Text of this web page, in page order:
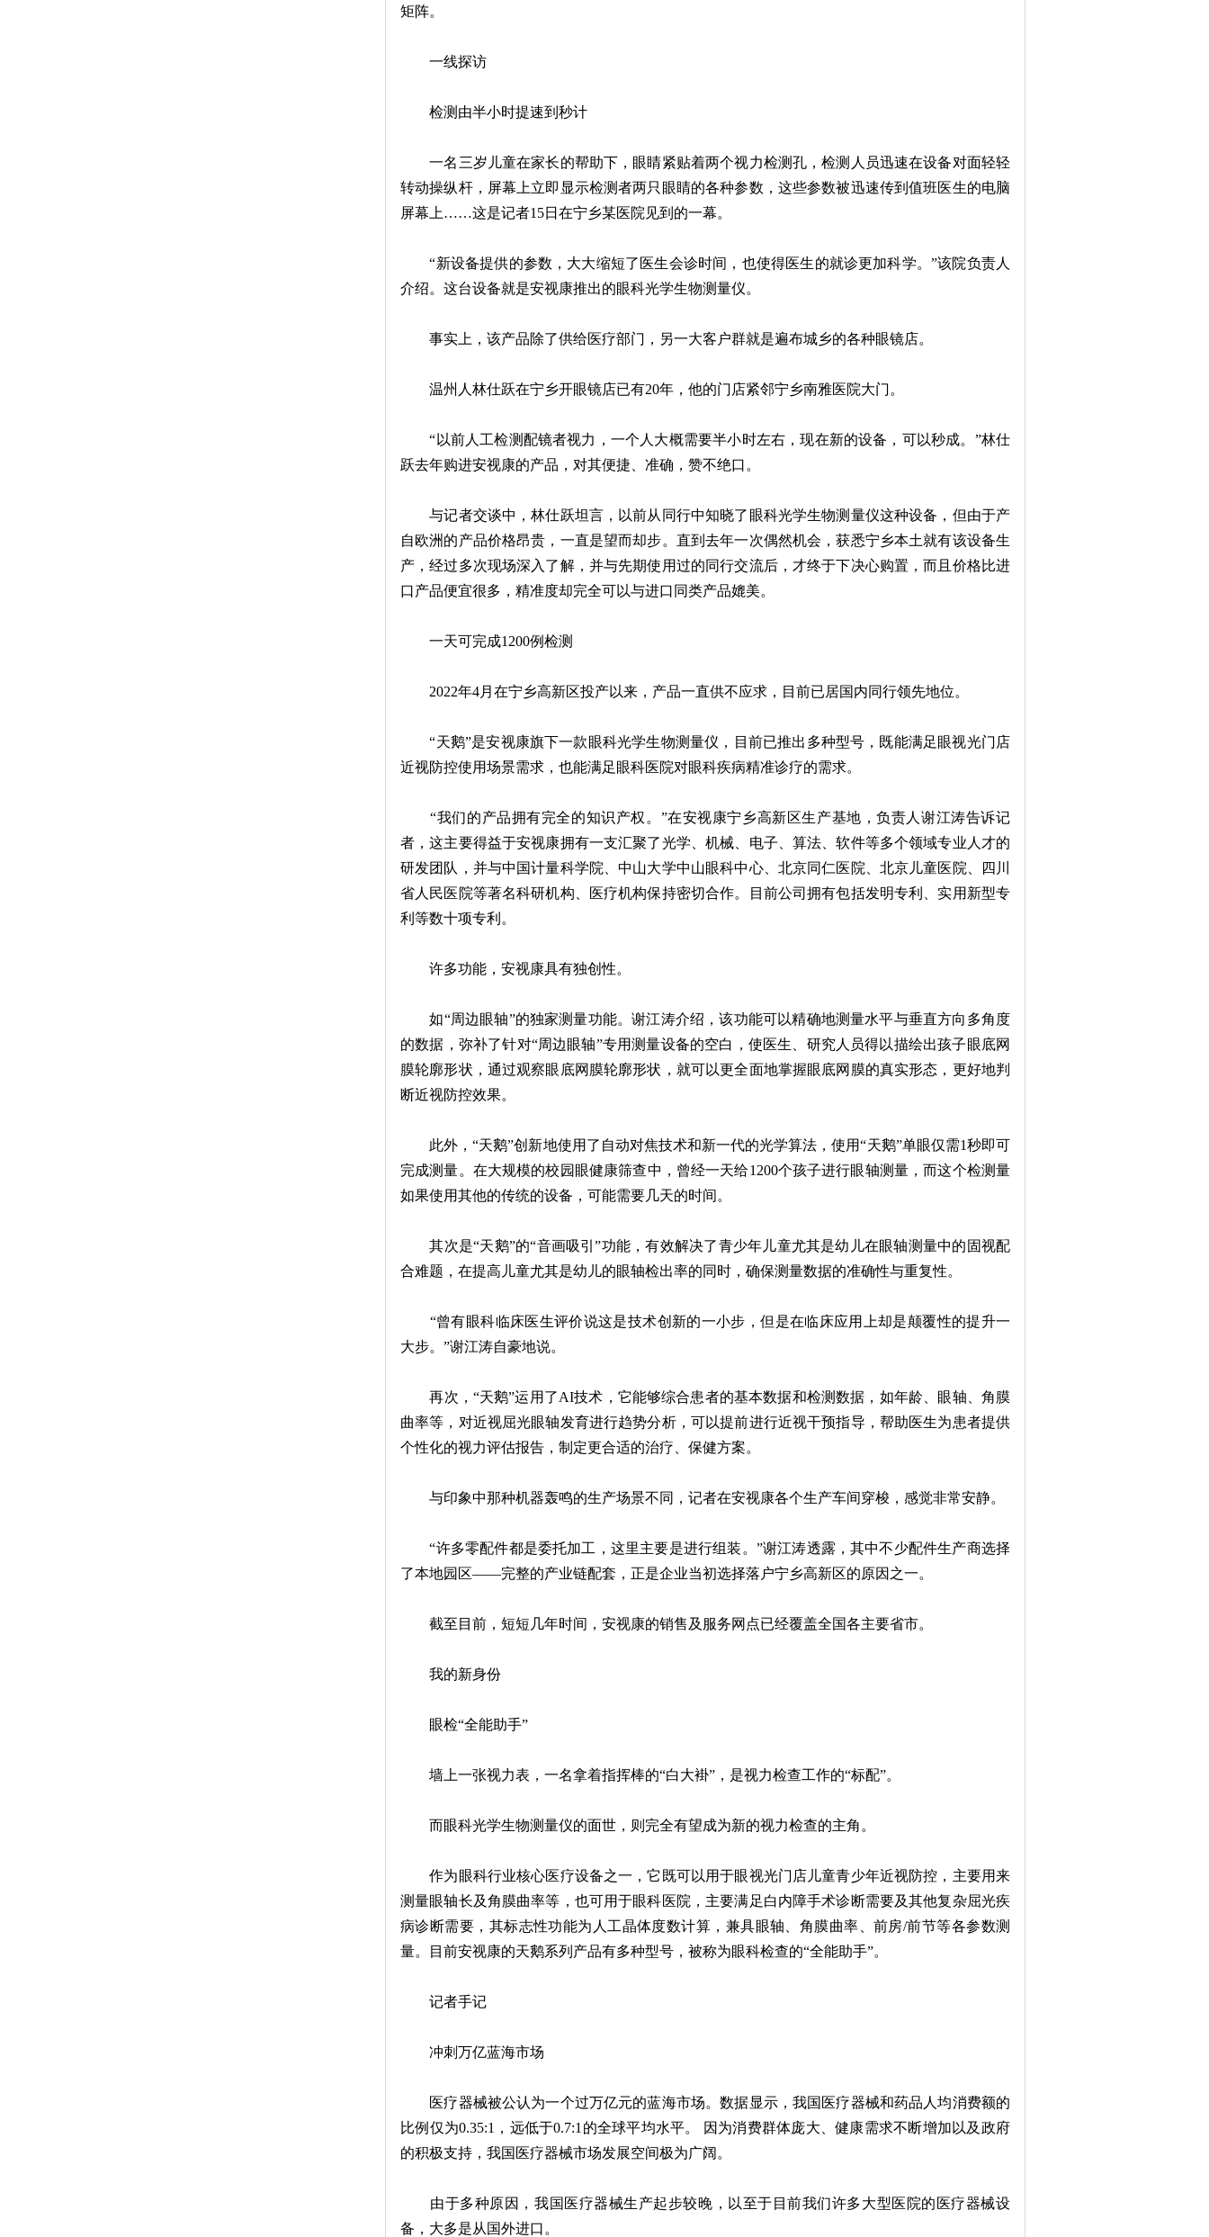
矩阵。
一线探访
检测由半小时提速到秒计
一名三岁儿童在家长的帮助下，眼睛紧贴着两个视力检测孔，检测人员迅速在设备对面轻轻
转动操纵杆，屏幕上立即显示检测者两只眼睛的各种参数，这些参数被迅速传到值班医生的电脑
屏幕上……这是记者15日在宁乡某医院见到的一幕。
“新设备提供的参数，大大缩短了医生会诊时间，也使得医生的就诊更加科学。”该院负责人
介绍。这台设备就是安视康推出的眼科光学生物测量仪。
事实上，该产品除了供给医疗部门，另一大客户群就是遍布城乡的各种眼镜店。
温州人林仕跃在宁乡开眼镜店已有20年，他的门店紧邻宁乡南雅医院大门。
“以前人工检测配镜者视力，一个人大概需要半小时左右，现在新的设备，可以秒成。”林仕
跃去年购进安视康的产品，对其便捷、准确，赞不绝口。
与记者交谈中，林仕跃坦言，以前从同行中知晓了眼科光学生物测量仪这种设备，但由于产
自欧洲的产品价格昂贵，一直是望而却步。直到去年一次偶然机会，获悉宁乡本土就有该设备生
产，经过多次现场深入了解，并与先期使用过的同行交流后，才终于下决心购置，而且价格比进
口产品便宜很多，精准度却完全可以与进口同类产品媲美。
一天可完成1200例检测
2022年4月在宁乡高新区投产以来，产品一直供不应求，目前已居国内同行领先地位。
“天鹅”是安视康旗下一款眼科光学生物测量仪，目前已推出多种型号，既能满足眼视光门店
近视防控使用场景需求，也能满足眼科医院对眼科疾病精准诊疗的需求。
“我们的产品拥有完全的知识产权。”在安视康宁乡高新区生产基地，负责人谢江涛告诉记
者，这主要得益于安视康拥有一支汇聚了光学、机械、电子、算法、软件等多个领域专业人才的
研发团队，并与中国计量科学院、中山大学中山眼科中心、北京同仁医院、北京儿童医院、四川
省人民医院等著名科研机构、医疗机构保持密切合作。目前公司拥有包括发明专利、实用新型专
利等数十项专利。
许多功能，安视康具有独创性。
如“周边眼轴”的独家测量功能。谢江涛介绍，该功能可以精确地测量水平与垂直方向多角度
的数据，弥补了针对“周边眼轴”专用测量设备的空白，使医生、研究人员得以描绘出孩子眼底网
膜轮廓形状，通过观察眼底网膜轮廓形状，就可以更全面地掌握眼底网膜的真实形态，更好地判
断近视防控效果。
此外，“天鹅”创新地使用了自动对焦技术和新一代的光学算法，使用“天鹅”单眼仅需1秒即可
完成测量。在大规模的校园眼健康筛查中，曾经一天给1200个孩子进行眼轴测量，而这个检测量
如果使用其他的传统的设备，可能需要几天的时间。
其次是“天鹅”的“音画吸引”功能，有效解决了青少年儿童尤其是幼儿在眼轴测量中的固视配
合难题，在提高儿童尤其是幼儿的眼轴检出率的同时，确保测量数据的准确性与重复性。
“曾有眼科临床医生评价说这是技术创新的一小步，但是在临床应用上却是颠覆性的提升一
大步。”谢江涛自豪地说。
再次，“天鹅”运用了AI技术，它能够综合患者的基本数据和检测数据，如年龄、眼轴、角膜
曲率等，对近视屈光眼轴发育进行趋势分析，可以提前进行近视干预指导，帮助医生为患者提供
个性化的视力评估报告，制定更合适的治疗、保健方案。
与印象中那种机器轰鸣的生产场景不同，记者在安视康各个生产车间穿梭，感觉非常安静。
“许多零配件都是委托加工，这里主要是进行组装。”谢江涛透露，其中不少配件生产商选择
了本地园区——完整的产业链配套，正是企业当初选择落户宁乡高新区的原因之一。
截至目前，短短几年时间，安视康的销售及服务网点已经覆盖全国各主要省市。
我的新身份
眼检“全能助手”
墙上一张视力表，一名拿着指挥棒的“白大褂”，是视力检查工作的“标配”。
而眼科光学生物测量仪的面世，则完全有望成为新的视力检查的主角。
作为眼科行业核心医疗设备之一，它既可以用于眼视光门店儿童青少年近视防控，主要用来
测量眼轴长及角膜曲率等，也可用于眼科医院，主要满足白内障手术诊断需要及其他复杂屈光疾
病诊断需要，其标志性功能为人工晶体度数计算，兼具眼轴、角膜曲率、前房/前节等各参数测
量。目前安视康的天鹅系列产品有多种型号，被称为眼科检查的“全能助手”。
记者手记
冲刺万亿蓝海市场
医疗器械被公认为一个过万亿元的蓝海市场。数据显示，我国医疗器械和药品人均消费额的
比例仅为0.35:1，远低于0.7:1的全球平均水平。 因为消费群体庞大、健康需求不断增加以及政府
的积极支持，我国医疗器械市场发展空间极为广阔。
由于多种原因，我国医疗器械生产起步较晚，以至于目前我们许多大型医院的医疗器械设
备，大多是从国外进口。